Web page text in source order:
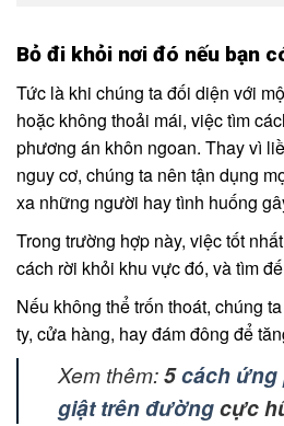
Bỏ đi khỏi nơi đó nếu bạn
Tức là khi chúng ta đối diện với
hoặc không thoải mái, việc tìm
phương án khôn ngoan. Thay vì
nguy cơ, chúng ta nên tận dụng
xa những người hay tình huống
Trong trường hợp này, việc tốt
cách rời khỏi khu vực đó, và tìm
Nếu không thể trốn thoát, chúng
ty, cửa hàng, hay đám đông để
Xem thêm:5cách
giật trên đườngcực